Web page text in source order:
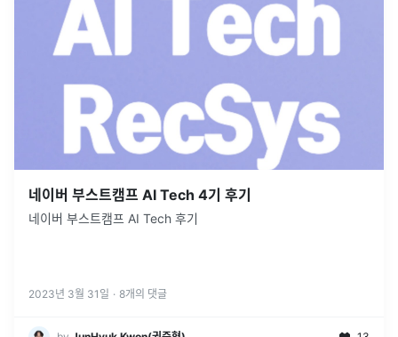
네이버 부스트캠프 AI Tech 4기 후기
네이버 부스트캠프 AI Tech 후기
2023년 3월 31일 · 8개의 댓글